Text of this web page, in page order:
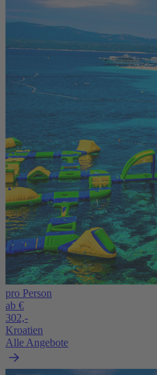
pro Person
ab €
302,-
Kroatien
Alle Angebote